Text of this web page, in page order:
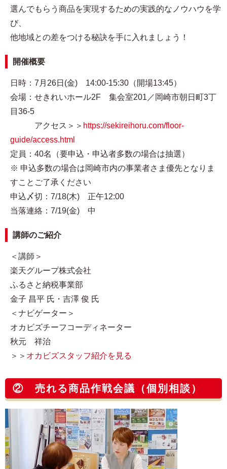
選んでもらう商品を実現するための実践的なノウハウを学
び、
他地域との差をつける秘訣を手に入れましょう！
開催概要
日時：7月26日(金) 14:00-15:30（開場13:45）
会場：せきれいホール2F 集会室201／岡崎市朝日町3丁
目36-5
アクセス＞＞ https://sekireihoru.com/floor-
guide/access.html
定員：40名（要申込・申込者多数の場合は抽選）
※ 申込多数の場合は岡崎市内の事業者さま優先となりま
すことご了承ください
申込〆切：7/18(木) 正午12:00
当落連絡：7/19(金) 中
講師のご紹介
＜講師＞
楽天グループ株式会社
ふるさと納税事業部
金子 昌平 氏・吉澤 俊 氏
＜ナビゲーター＞
オカビズチーフコーディネーター
秋元 祥治
＞＞ オカビズスタッフ紹介を見る
② 売れる商品作戦会議（個別相談）